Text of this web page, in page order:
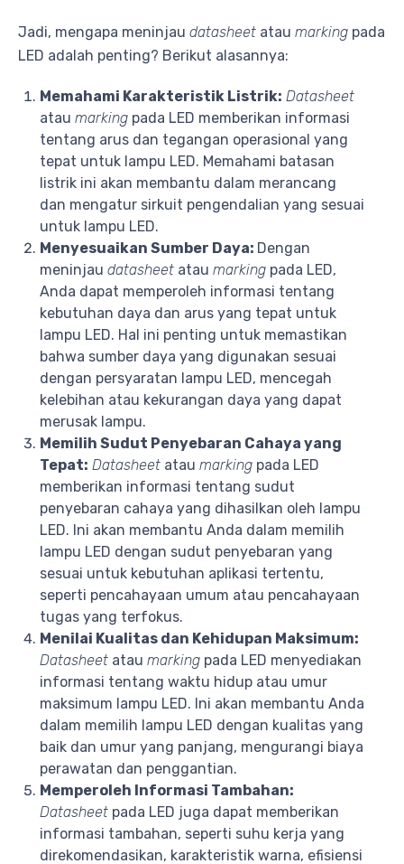
Jadi, mengapa meninjau datasheet atau marking pada
LED adalah penting? Berikut alasannya:
Memahami Karakteristik Listrik: Datasheet
atau marking pada LED memberikan informasi
tentang arus dan tegangan operasional yang
tepat untuk lampu LED. Memahami batasan
listrik ini akan membantu dalam merancang
dan mengatur sirkuit pengendalian yang sesuai
untuk lampu LED.
Menyesuaikan Sumber Daya: Dengan
meninjau datasheet atau marking pada LED,
Anda dapat memperoleh informasi tentang
kebutuhan daya dan arus yang tepat untuk
lampu LED. Hal ini penting untuk memastikan
bahwa sumber daya yang digunakan sesuai
dengan persyaratan lampu LED, mencegah
kelebihan atau kekurangan daya yang dapat
merusak lampu.
Memilih Sudut Penyebaran Cahaya yang
Tepat: Datasheet atau marking pada LED
memberikan informasi tentang sudut
penyebaran cahaya yang dihasilkan oleh lampu
LED. Ini akan membantu Anda dalam memilih
lampu LED dengan sudut penyebaran yang
sesuai untuk kebutuhan aplikasi tertentu,
seperti pencahayaan umum atau pencahayaan
tugas yang terfokus.
Menilai Kualitas dan Kehidupan Maksimum:
Datasheet atau marking pada LED menyediakan
informasi tentang waktu hidup atau umur
maksimum lampu LED. Ini akan membantu Anda
dalam memilih lampu LED dengan kualitas yang
baik dan umur yang panjang, mengurangi biaya
perawatan dan penggantian.
Memperoleh Informasi Tambahan:
Datasheet pada LED juga dapat memberikan
informasi tambahan, seperti suhu kerja yang
direkomendasikan, karakteristik warna, efisiensi